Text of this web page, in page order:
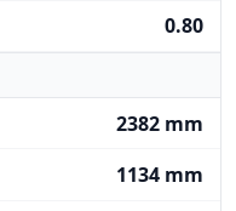
0.80
2382 mm
1134 mm